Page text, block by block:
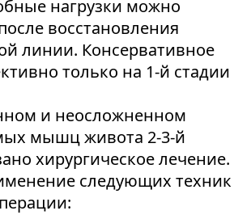
нагрузки можно
восстановления
линии. Консервативное
только на 1-й стадии
и неосложненном
мышц живота 2-3-й
хирургическое лечение.
следующих техник